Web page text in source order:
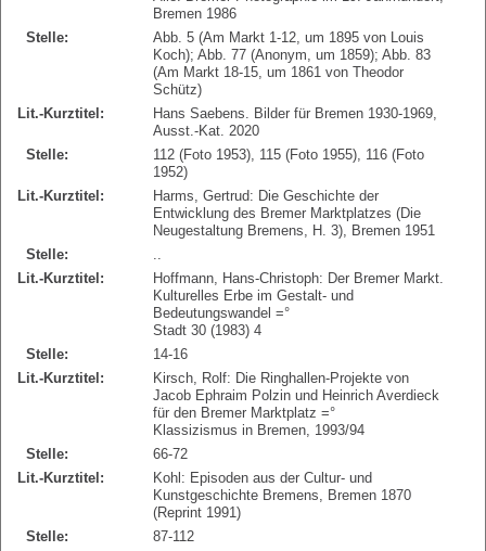
Bremen 1986
Stelle:
Abb. 5 (Am Markt 1-12, um 1895 von Louis
Koch); Abb. 77 (Anonym, um 1859); Abb. 83
(Am Markt 18-15, um 1861 von Theodor
Schütz)
Lit.-Kurztitel:
Hans Saebens. Bilder für Bremen 1930-1969,
Ausst.-Kat. 2020
Stelle:
112 (Foto 1953), 115 (Foto 1955), 116 (Foto
1952)
Lit.-Kurztitel:
Harms, Gertrud: Die Geschichte der
Entwicklung des Bremer Marktplatzes (Die
Neugestaltung Bremens, H. 3), Bremen 1951
Stelle:
..
Lit.-Kurztitel:
Hoffmann, Hans-Christoph: Der Bremer Markt.
Kulturelles Erbe im Gestalt- und
Bedeutungswandel =°
Stadt 30 (1983) 4
Stelle:
14-16
Lit.-Kurztitel:
Kirsch, Rolf: Die Ringhallen-Projekte von
Jacob Ephraim Polzin und Heinrich Averdieck
für den Bremer Marktplatz =°
Klassizismus in Bremen, 1993/94
Stelle:
66-72
Lit.-Kurztitel:
Kohl: Episoden aus der Cultur- und
Kunstgeschichte Bremens, Bremen 1870
(Reprint 1991)
Stelle:
87-112